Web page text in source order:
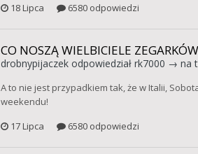
18 Lipca
6580 odpowiedzi
CO NOSZĄ WIELBICIELE
drobnypijaczekodpowiedział rk7000 → na
A to nie jest przypadkiem tak, że w Italii,
weekendu!
17 Lipca
6580 odpowiedzi